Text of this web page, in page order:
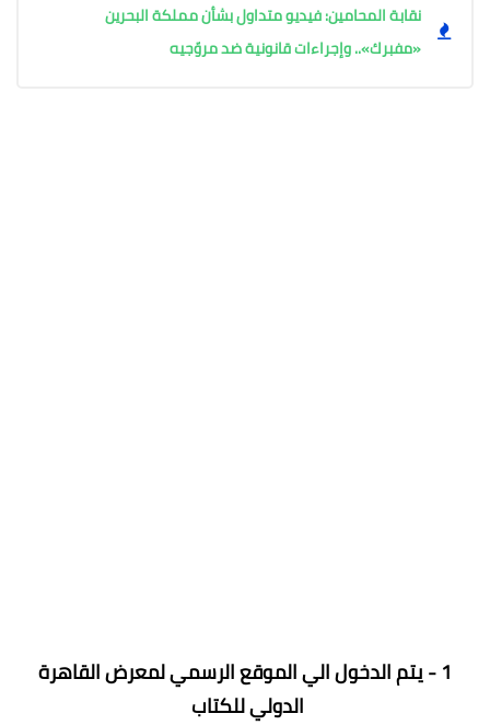
نقابة المحامين: فيديو متداول بشأن مملكة البحرين
«مفبرك».. وإجراءات قانونية ضد مروّجيه
1 - يتم الدخول الي الموقع الرسمي لمعرض القاهرة
الدولي للكتاب